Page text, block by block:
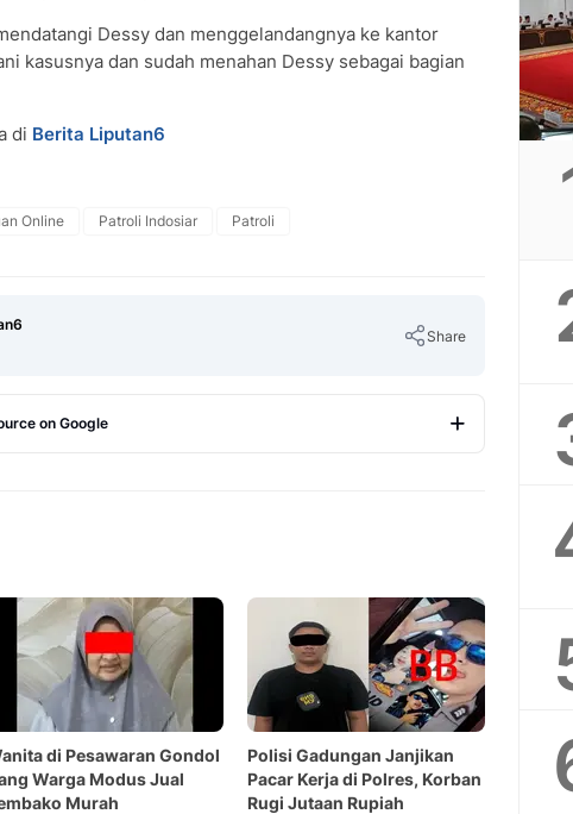
Dessy dan menggelandangnya ke kantor
kasusnya dan sudah menahan Dessy sebagai bagian
di Berita Liputan6
Online Patroli Indosiar Patroli
Share
on Google
di Pesawaran Gondol
Warga Modus Jual
Murah
Polisi Gadungan Janjikan
Pacar Kerja di Polres, Korban
Rugi Jutaan Rupiah